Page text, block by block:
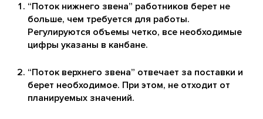
“Поток нижнего звена” работников берет не
больше, чем требуется для работы.
Регулируются объемы четко, все необходимые
цифры указаны в канбане.
“Поток верхнего звена” отвечает за поставки и
берет необходимое. При этом, не отходит от
планируемых значений.